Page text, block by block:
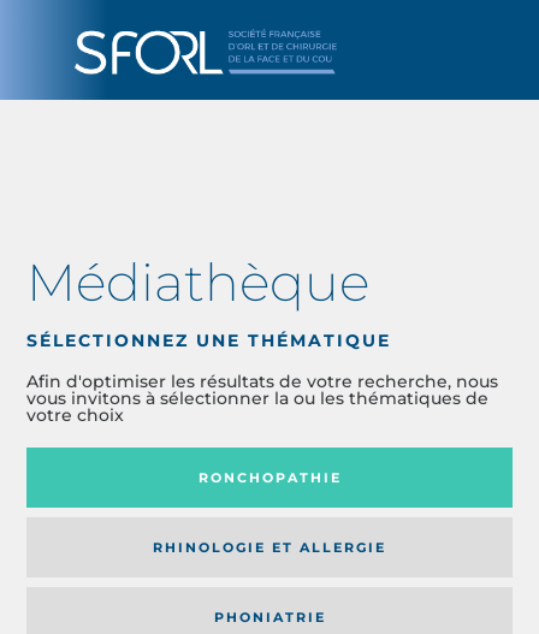
Médiathèque
SÉLECTIONNEZ UNE THÉMATIQUE
Afin d'optimiser les résultats de votre recherche, nous
vous invitons à sélectionner la ou les thématiques de
votre choix
RONCHOPATHIE
RHINOLOGIE ET ALLERGIE
PHONIATRIE